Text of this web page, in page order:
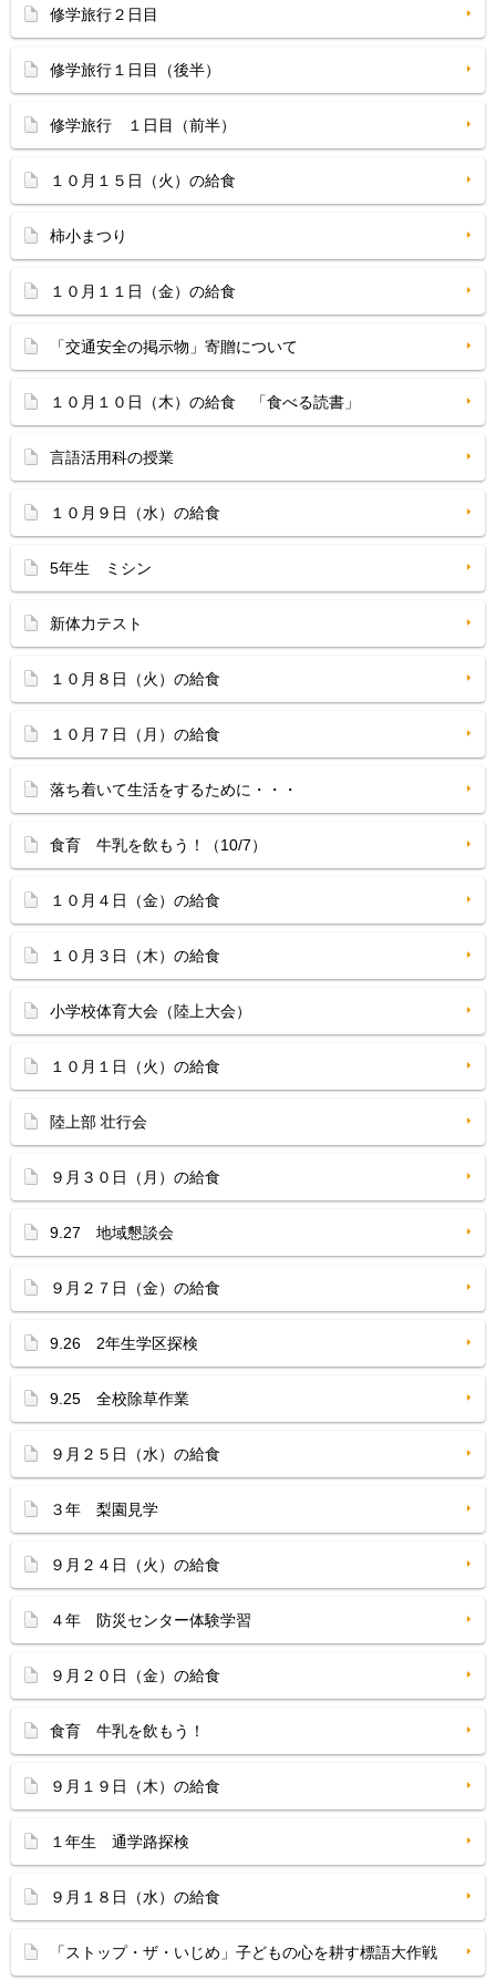
修学旅行２日目
修学旅行１日目（後半）
修学旅行 １日目（前半）
１０月１５日（火）の給食
柿小まつり
１０月１１日（金）の給食
「交通安全の掲示物」寄贈について
１０月１０日（木）の給食 「食べる読書」
言語活用科の授業
１０月９日（水）の給食
5年生 ミシン
新体力テスト
１０月８日（火）の給食
１０月７日（月）の給食
落ち着いて生活をするために・・・
食育 牛乳を飲もう！（10/7）
１０月４日（金）の給食
１０月３日（木）の給食
小学校体育大会（陸上大会）
１０月１日（火）の給食
陸上部 壮行会
９月３０日（月）の給食
9.27 地域懇談会
９月２７日（金）の給食
9.26 2年生学区探検
9.25 全校除草作業
９月２５日（水）の給食
３年 梨園見学
９月２４日（火）の給食
４年 防災センター体験学習
９月２０日（金）の給食
食育 牛乳を飲もう！
９月１９日（木）の給食
１年生 通学路探検
９月１８日（水）の給食
「ストップ・ザ・いじめ」子どもの心を耕す標語大作戦